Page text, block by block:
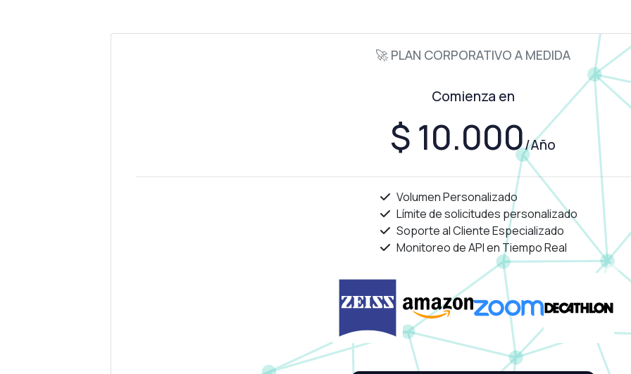
🚀 PLAN CORPORATIVO A MEDIDA
Comienza en
$ 10.000/Año
Volumen Personalizado
Límite de solicitudes personalizado
Soporte al Cliente Especializado
Monitoreo de API en Tiempo Real